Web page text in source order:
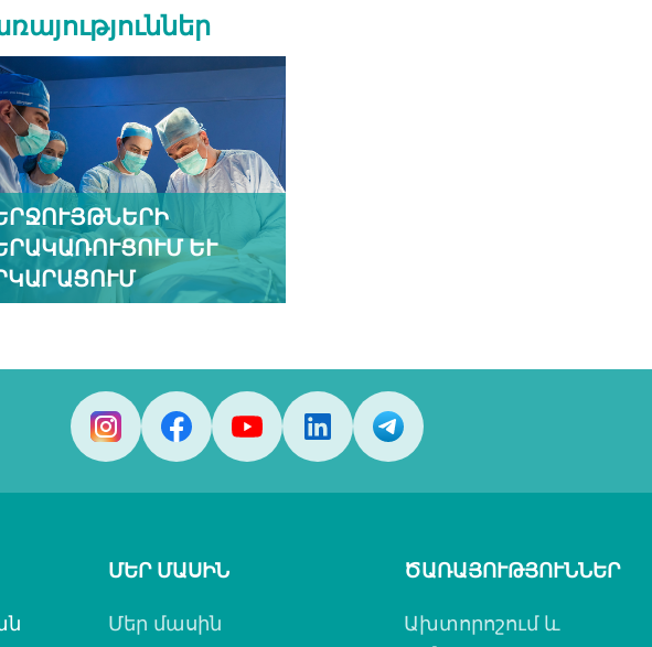
ԵՒ Ե
ՄԵՐ ՄԱՍԻՆ
Մեր մասին
ԾԱՌԱՅՈՒԹՅՈՒՆՆԵՐ
Ախտորոշում և